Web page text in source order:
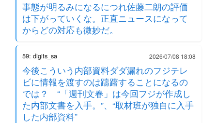
事態が明るみになるにつれ佐藤二朗の評価
は下がっていくな。正直ニュースになって
からどの対応も微妙だ。
59: digits_sa 2026/07/08 18:08
今後こういう内部資料ダダ漏れのフジテレ
ビに情報を渡すのは躊躇することになるの
では？ “「週刊文春」は今回フジが作成し
た内部文書を入手。”、“取材班が独自に入手
した内部資料”